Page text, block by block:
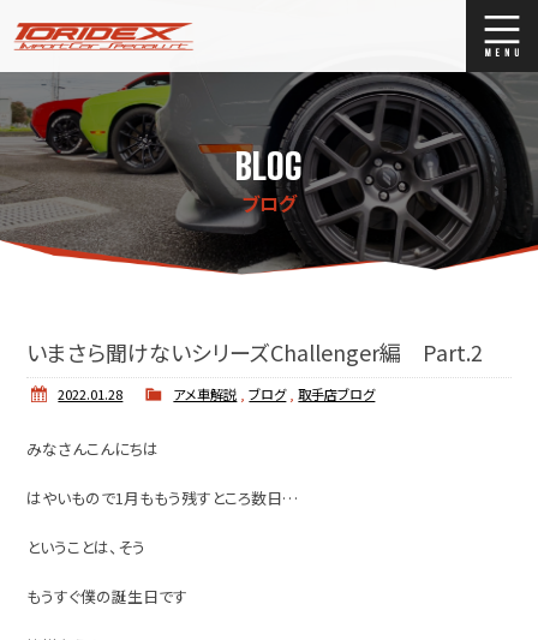
ブログ
Stock list
ストックリスト
買取
BLOG
ブログ
いまさら聞けないシリーズChallenger編 Part.2
2022.01.28 アメ車解説 ,ブログ,取手店ブログ
みなさんこんにちは
はやいもので1月ももう残すところ数日…
ということは、そう
もうすぐ僕の誕生日です